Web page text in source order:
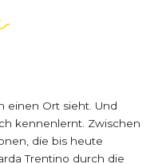
einen Ort sieht. Und
kennenlernt. Zwischen
die bis heute
Trentino durch die